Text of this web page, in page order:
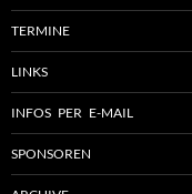
TERMINE
LINKS
INFOS PER E-MAIL
SPONSOREN